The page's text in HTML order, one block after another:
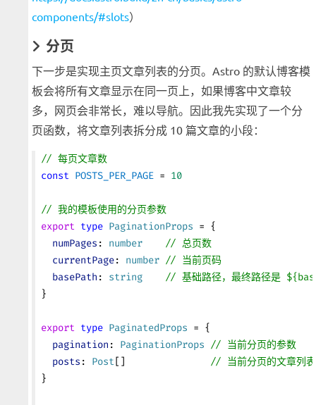
components/#slots）
分页
下一步是实现主页文章列表的分页。Astro 的默认博客模
板会将所有文章显示在同一页上，如果博客中文章较
多，网页会非常长，难以导航。因此我先实现了一个分
页函数，将文章列表拆分成 10 篇文章的小段：
// 每页文章数
const POSTS_PER_PAGE = 10
// 我的模板使用的分页参数
export type PaginationProps = {
  numPages
: number
    // 总页数
  currentPage
: number // 当前页码
  basePath
: string
// 基础路径，最终路径是
}
export type PaginatedProps = {
  pagination
: PaginationProps // 当前分页的参数
  posts
: Post [] // 当前分页的文章列表
}